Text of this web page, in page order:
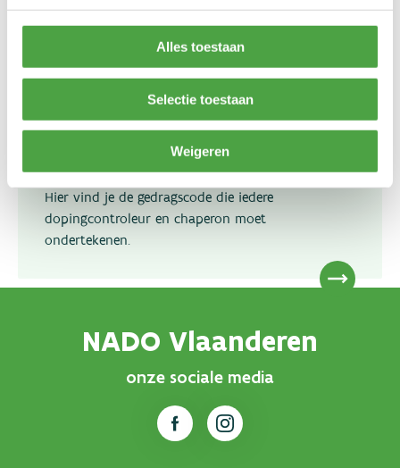
Alles toestaan
Selectie toestaan
Weigeren
Gedragscode dopingcontroleurs
Hier vind je de gedragscode die iedere
dopingcontroleur en chaperon moet
ondertekenen.
NADO Vlaanderen
onze sociale media